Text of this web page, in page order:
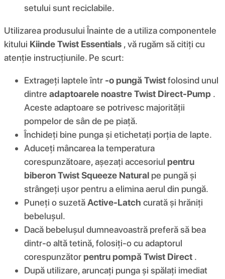
setului sunt reciclabile.
Utilizarea produsului Înainte de a utiliza componentele
kitului Kiinde Twist Essentials , vă rugăm să citiți cu
atenție instrucțiunile. Pe scurt:
Extrageți laptele într -o pungă Twistfolosind unul
dintre adaptoarele noastre Twist Direct-Pump .
Aceste adaptoare se potrivesc majorității
pompelor de sân de pe piață.
Închideți bine punga și etichetați porția de lapte.
Aduceți mâncarea la temperatura
corespunzătoare, așezați accesoriul pentru
biberon Twist Squeeze Natural pe pungă și
strângeți ușor pentru a elimina aerul din pungă.
Puneți o suzetăActive-Latch curată și hrăniți
bebelușul.
Dacă bebelușul dumneavoastră preferă să bea
dintr-o altă tetină, folosiți-o cu adaptorul
corespunzătorpentru pompă Twist Direct .
După utilizare, aruncați punga și spălați imediat